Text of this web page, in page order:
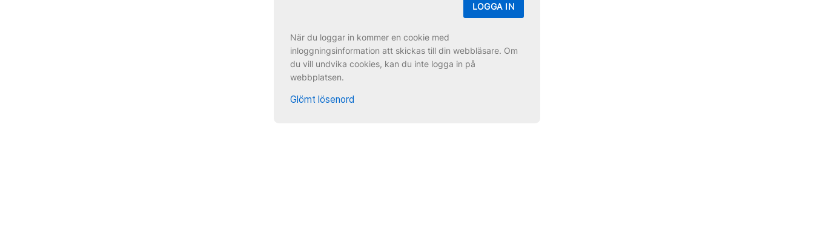
LOGGA IN
När du loggar in kommer en cookie med
inloggningsinformation att skickas till din webbläsare. Om
du vill undvika cookies, kan du inte logga in på
webbplatsen.
Glömt lösenord